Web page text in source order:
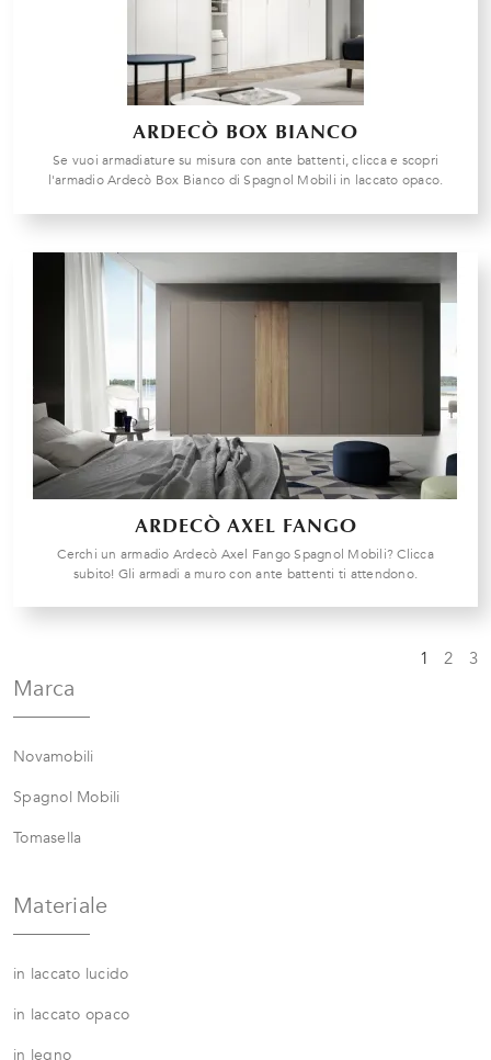
ARDECÒ BOX BIANCO
Se vuoi armadiature su misura con ante battenti, clicca e scopri
l'armadio Ardecò Box Bianco di Spagnol Mobili in laccato opaco.
ARDECÒ AXEL FANGO
Cerchi un armadio Ardecò Axel Fango Spagnol Mobili? Clicca
subito! Gli armadi a muro con ante battenti ti attendono.
Marca
Novamobili
Spagnol Mobili
Tomasella
Materiale
in laccato lucido
in laccato opaco
in legno
1 2 3